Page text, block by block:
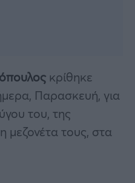
κρίθηκε
Παρασκευή, για
του, της
μεζονέτα τους, στα